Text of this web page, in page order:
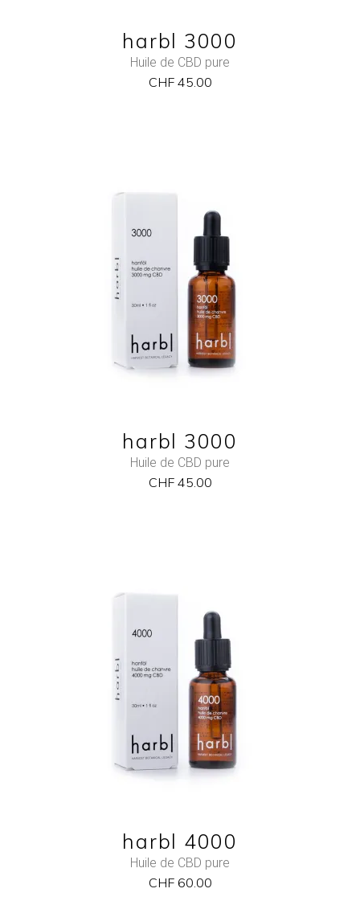
harbl 3000
Huile de CBD pure
CHF45.00
ADD TO CART
QUICK VIEW
harbl 3000
Huile de CBD pure
CHF45.00
ADD TO CART
QUICK VIEW
harbl 4000
Huile de CBD pure
CHF60.00